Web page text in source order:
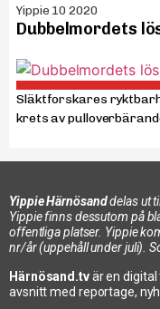
Yippie 10 2020
Dubbelmordets
Släktforskares
krets av
Yippie Härnösanddelas ut
Yippie finns dessutom på
offentliga platser. Yippie
nr/år (uppehåll under juli).
Härnösand.tvär en
avsnitt med reportage,